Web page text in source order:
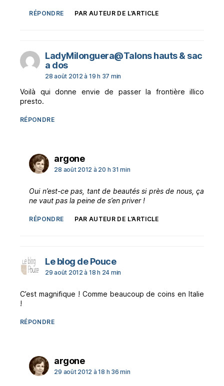
RÉPONDRE PAR AUTEUR DE L’ARTICLE
LadyMilonguera@Talons hauts & sac
a dosdit :
28 août 2012 à 19 h 37 min
Voilà qui donne envie de passer la frontière illico
presto.
RÉPONDRE
argonedit :
28 août 2012 à 20 h 31 min
Oui n’est-ce pas, tant de beautés si près de nous, ça
ne vaut pas la peine de s’en priver !
RÉPONDRE PAR AUTEUR DE L’ARTICLE
Le blog de Poucedit :
29 août 2012 à 18 h 24 min
C’est magnifique ! Comme beaucoup de coins en Italie
!
RÉPONDRE
argonedit :
29 août 2012 à 18 h 36 min